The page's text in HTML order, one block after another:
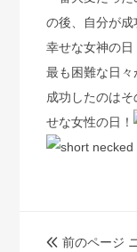
の後、自分が成
幸せな女神の日
最も困難な日
成功したのは
せな女性の日！
 前のページ